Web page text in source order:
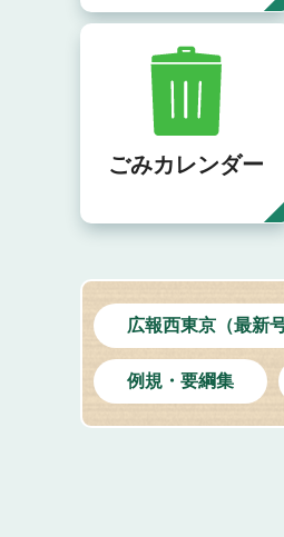
ごみカレンダー
広報西東京（最新
例規・要綱集